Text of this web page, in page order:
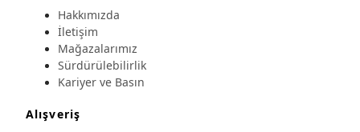
Hakkımızda
İletişim
Mağazalarımız
Sürdürülebilirlik
Kariyer ve Basın
Alışveriş